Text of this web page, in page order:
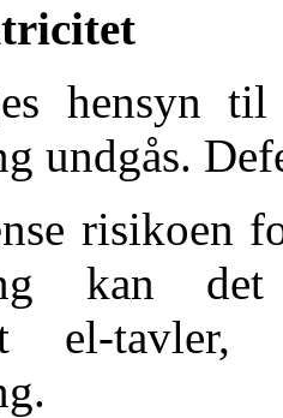
hensyn til
undgås.
risikoen
kan
el-